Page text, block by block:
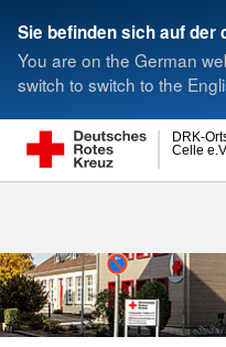
Sie befinden sich auf der
You are on the German
switch to switch to the
Celle
DRK-